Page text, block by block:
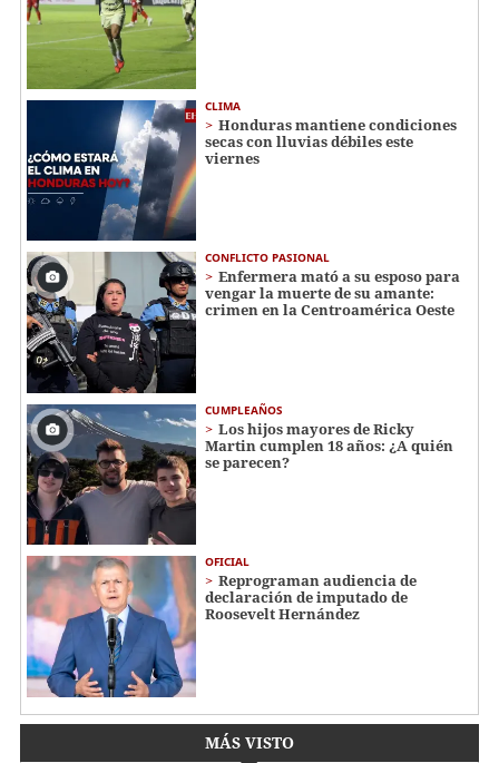
CLIMA
Honduras mantiene condiciones
secas con lluvias débiles este
viernes
CONFLICTO PASIONAL
Enfermera mató a su esposo para
vengar la muerte de su amante:
crimen en la Centroamérica Oeste
CUMPLEAÑOS
Los hijos mayores de Ricky
Martin cumplen 18 años: ¿A quién
se parecen?
OFICIAL
Reprograman audiencia de
declaración de imputado de
Roosevelt Hernández
MÁS VISTO